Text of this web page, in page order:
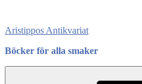
content
Aristippos Antikvariat
Böcker för alla smaker